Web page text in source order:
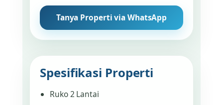
Tanya Properti via WhatsApp
Spesifikasi Properti
Ruko 2 Lantai